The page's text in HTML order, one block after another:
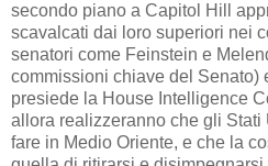
secondo piano a Capitol Hill
scavalcati dai loro superiori nei
senatori come Feinstein e
commissioni chiave del Senato)
presiede la House Intelligence
allora realizzeranno che gli
fare in Medio Oriente, e che la